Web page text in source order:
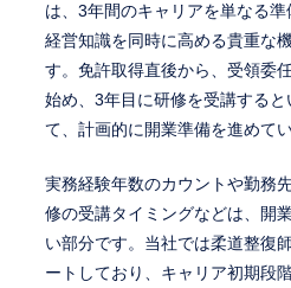
は、3年間のキャリアを単なる
経営知識を同時に高める貴重な
す。免許取得直後から、受領委
始め、3年目に研修を受講する
て、計画的に開業準備を進めて
実務経験年数のカウントや勤務
修の受講タイミングなどは、開
い部分です。当社では柔道整復
ートしており、キャリア初期段